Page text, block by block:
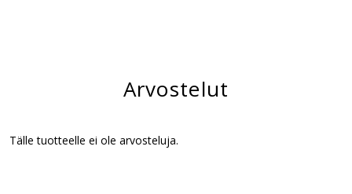
Arvostelut
Tälle tuotteelle ei ole arvosteluja.